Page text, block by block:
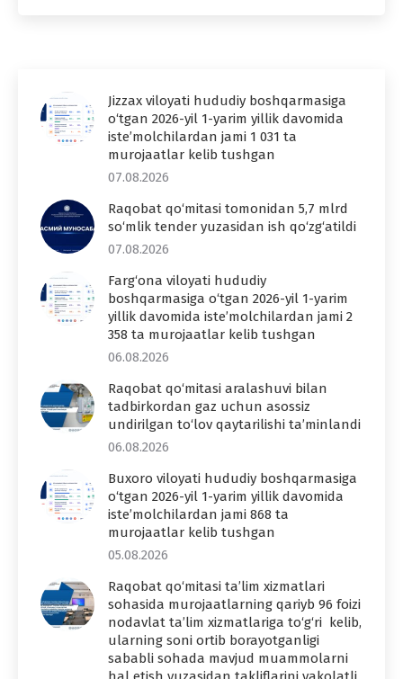
Jizzax viloyati hududiy boshqarmasiga
o‘tgan 2026-yil 1-yarim yillik davomida
iste’molchilardan jami 1 031 ta
murojaatlar kelib tushgan
07.08.2026
Raqobat qo‘mitasi tomonidan 5,7 mlrd
so‘mlik tender yuzasidan ish qo‘zg‘atildi
07.08.2026
Farg‘ona viloyati hududiy
boshqarmasiga o‘tgan 2026-yil 1-yarim
yillik davomida iste’molchilardan jami 2
358 ta murojaatlar kelib tushgan
06.08.2026
Raqobat qo‘mitasi aralashuvi bilan
tadbirkordan gaz uchun asossiz
undirilgan to‘lov qaytarilishi ta’minlandi
06.08.2026
Buxoro viloyati hududiy boshqarmasiga
o‘tgan 2026-yil 1-yarim yillik davomida
iste’molchilardan jami 868 ta
murojaatlar kelib tushgan
05.08.2026
Raqobat qo‘mitasi ta’lim xizmatlari
sohasida murojaatlarning qariyb 96 foizi
nodavlat ta’lim xizmatlariga to‘g‘ri kelib,
ularning soni ortib borayotganligi
sababli sohada mavjud muammolarni